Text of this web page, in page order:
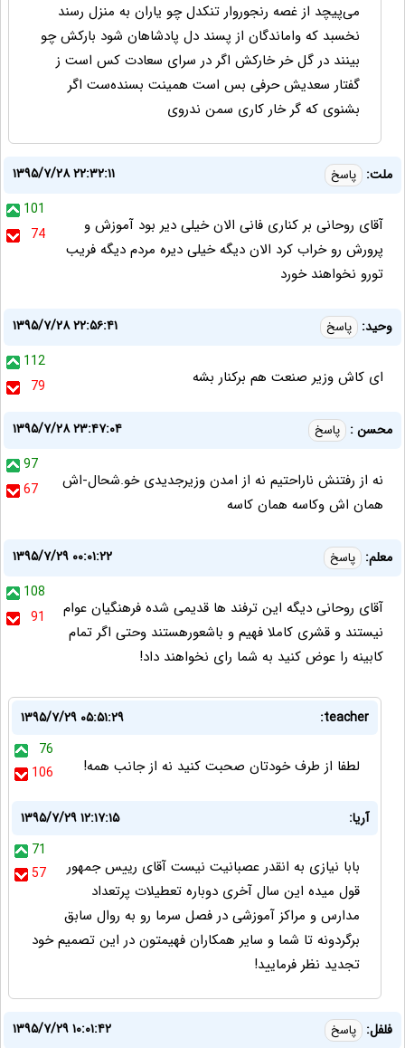
می‌پیچد از غصه رنجوروار تنکدل چو یاران به منزل رسند
نخسبد که واماندگان از پسند دل پادشاهان شود بارکش چو
بینند در گل خر خارکش اگر در سرای سعادت کس است ز
گفتار سعدیش حرفی بس است همینت بسنده‌ست اگر
بشنوی که گر خار کاری سمن ندروی
ملت: پاسخ
۱۳۹۵/۷/۲۸ ۲۲:۳۲:۱۱
101
74
آقای روحانی بر کناری فانی الان خیلی دیر بود آموزش و
پرورش رو خراب کرد الان دیگه خیلی دیره مردم دیگه فریب
تورو نخواهند خورد
وحید: پاسخ
۱۳۹۵/۷/۲۸ ۲۲:۵۶:۴۱
112
79
ای کاش وزیر صنعت هم برکنار بشه
محسن : پاسخ
۱۳۹۵/۷/۲۸ ۲۳:۴۷:۰۴
97
67
نه از رفتنش ناراحتیم نه از امدن وزیرجدیدی خو.شحال-اش
همان اش وکاسه همان کاسه
معلم: پاسخ
۱۳۹۵/۷/۲۹ ۰۰:۰۱:۲۲
108
91
آقای روحانی دیگه این ترفند ها قدیمی شده فرهنگیان عوام
نیستند و قشری کاملا فهیم و باشعورهستند وحتی اگر تمام
کابینه را عوض کنید به شما رای نخواهند داد!
teacher:
۱۳۹۵/۷/۲۹ ۰۵:۵۱:۲۹
76
106
لطفا از طرف خودتان صحبت کنید نه از جانب همه!
آریا:
۱۳۹۵/۷/۲۹ ۱۲:۱۷:۱۵
71
57
بابا نیازی به انقدر عصبانیت نیست آقای رییس جمهور
قول میده این سال آخری دوباره تعطیلات پرتعداد
مدارس و مراکز آموزشی در فصل سرما رو به روال سابق
برگردونه تا شما و سایر همکاران فهیمتون در این تصمیم خود
تجدید نظر فرمایید!
فلفل: پاسخ
۱۳۹۵/۷/۲۹ ۱۰:۰۱:۴۲